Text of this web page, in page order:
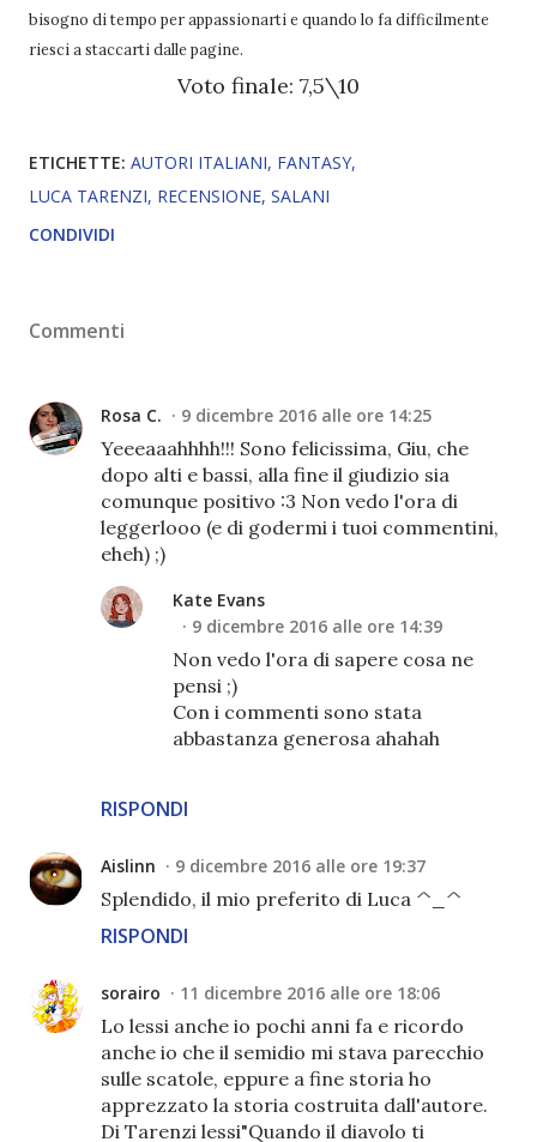
bisogno di tempo per appassionarti e quando lo fa difficilmente
riesci a staccarti dalle pagine.
Voto finale: 7,5\10
ETICHETTE: AUTORI ITALIANI FANTASY
LUCA TARENZI RECENSIONE SALANI
CONDIVIDI
Commenti
Rosa C. 9 dicembre 2016 alle ore 14:25
Yeeeaaahhhh!!! Sono felicissima, Giu, che
dopo alti e bassi, alla fine il giudizio sia
comunque positivo :3 Non vedo l'ora di
leggerlooo (e di godermi i tuoi commentini,
eheh) ;)
RISPONDI
Kate Evans
9 dicembre 2016 alle ore 14:39
Non vedo l'ora di sapere cosa ne
pensi ;)
Con i commenti sono stata
abbastanza generosa ahahah
Aislinn 9 dicembre 2016 alle ore 19:37
Splendido, il mio preferito di Luca ^_^
RISPONDI
sorairo 11 dicembre 2016 alle ore 18:06
Lo lessi anche io pochi anni fa e ricordo
anche io che il semidio mi stava parecchio
sulle scatole, eppure a fine storia ho
apprezzato la storia costruita dall'autore.
Di Tarenzi lessi"Quando il diavolo ti